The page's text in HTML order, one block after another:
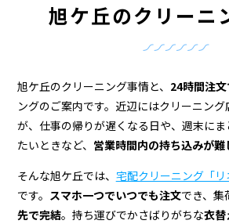
宅
配
ク
リ
ー
旭ケ丘のクリーニ
旭ケ丘のクリーニング事情と、 24時間注
ングのご案内です。近辺にはクリーニン
が、仕事の帰りが遅くなる日や、週末に
たいときなど、 営業時間内の持ち込みが難
そんな旭ケ丘では、 宅配クリーニング「リ
です。 スマホ一つでいつでも注文でき、集
先で完結。持ち運びでかさばりがちな衣替